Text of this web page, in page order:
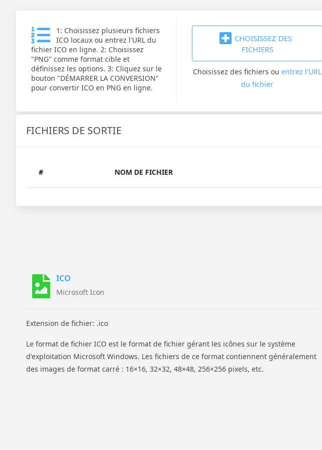
1: Choisissez plusieurs fichiers
ICO locaux ou entrez l'URL du
fichier ICO en ligne. 2: Choisissez
"PNG" comme format cible et
définissez les options. 3: Cliquez sur le
bouton "DÉMARRER LA CONVERSION"
pour convertir ICO en PNG en ligne.
CHOISISSEZ DES
FICHIERS
Choisissez des fichiers ou entrez l'URL
du fichier
FICHIERS DE SORTIE
# NOM DE FICHIER
ICO
Microsoft Icon
Extension de fichier: .ico
Le format de fichier ICO est le format de fichier gérant les icônes sur le système
d'exploitation Microsoft Windows. Les fichiers de ce format contiennent généralement
des images de format carré : 16×16, 32×32, 48×48, 256×256 pixels, etc.